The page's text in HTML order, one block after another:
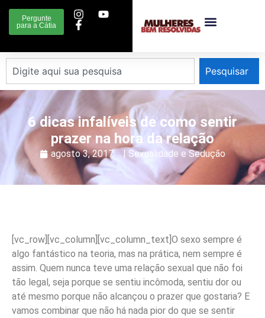
Pergunte
para a Cátia
Pesquisar
6 dicas infalíveis de como sentir
prazer na hora da relação
agosto 3, 2017 | Sexualidade e Sedução
[vc_row][vc_column][vc_column_text]O sexo sempre é
algo fantástico na teoria, mas na prática, nem sempre é
assim. Quem nunca teve uma relação sexual que não foi
tão legal, seja porque se sentiu incômoda, sentiu dor ou
até mesmo porque não alcançou o prazer que gostaria? E
vamos combinar que não há nada pior do que se sentir